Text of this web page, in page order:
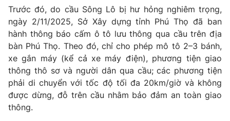
VTV4 Vươn mình bằng AI
VTV9 VTV8
Liên hệ tòa soạn English
Trước đó, do cầu Sông Lô bị hư hỏng nghiêm trọng,
ngày 2/11/2025, Sở Xây dựng tỉnh Phú Thọ đã ban
hành thông báo cấm ô tô lưu thông qua cầu trên địa
bàn Phú Thọ. Theo đó, chỉ cho phép mô tô 2–3 bánh,
xe gắn máy (kể cả xe máy điện), phương tiện giao
thông thô sơ và người dân qua cầu; các phương tiện
phải di chuyển với tốc độ tối đa 20km/giờ và không
được dừng, đỗ trên cầu nhằm bảo đảm an toàn giao
thông.